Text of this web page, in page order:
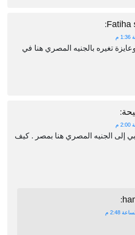
Fatiha
:
تغيره بالجنيه المصري هنا في
:
إلى الجنيه المصري هنا بمصر . كيف
: